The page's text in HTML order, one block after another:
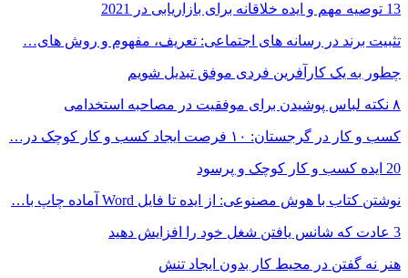
13 توصیه مهم و ایده خلاقانه برای بازاریابی در 2021
تثبیت برند در رسانه های اجتماعی: تعریف، مفهوم و روش های…
چطور به یک کارآفرین فردی موفق تبدیل شویم
۸ نکته‌ لباس پوشیدن برای موفقیت در مصاحبه استخدامی
کسب و کار در گرجستان: ۱۰ فرصت ایجاد کسب و کار کوچک در…
20 ایده کسب و کار کوچک و پرسود
نوشتن کتاب با هوش مصنوعی: از ایده تا فایل Word آماده چاپ با…
3 عادت که شانس یافتن شغل خود را افزایش دهید
هنر نه گفتن در محیط کار بدون ایجاد تنش